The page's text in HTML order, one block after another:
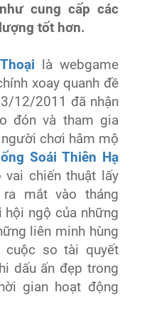
cung cấp các
tốt hơn.
là webgame
xoay quanh đề
12/2011 đã nhận
đón và tham gia
chơi hâm mộ
Soái Thiên Hạ
vai chiến thuật lấy
mắt vào tháng
ngộ của những
liên minh hùng
cuộc so tài quyết
dấu ấn đẹp trong
gian hoạt động